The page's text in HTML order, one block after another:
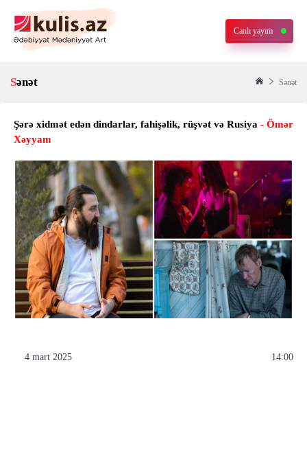
Canlı yayım
Sənət Sənət
Şərə xidmət edən dindarlar, fahişəlik, rüşvət və Rusiya - Ömər
Xəyyam
4 mart 2025 14:00